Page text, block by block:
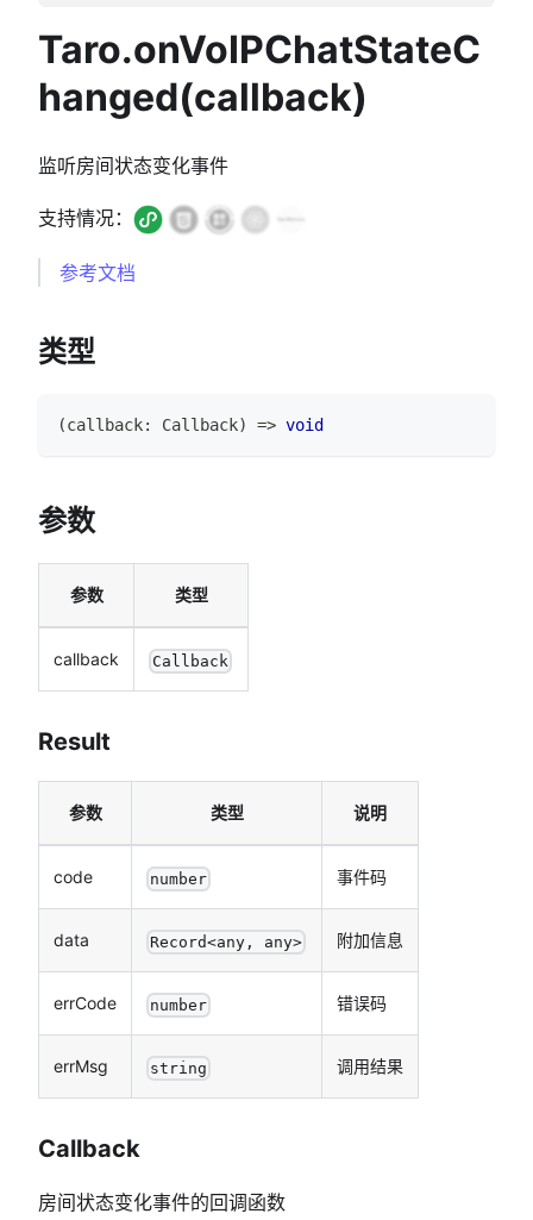
Taro.onVoIPChatStateC
hanged(callback)
监听房间状态变化事件
支持情况：
参考文档
类型
(callback: Callback) => void
参数
参数 类型
callback Callback
Result
参数 类型 说明
code number 事件码
data Record<any, any> 附加信息
errCode number 错误码
errMsg string 调用结果
Callback
房间状态变化事件的回调函数